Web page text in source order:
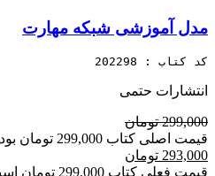
مدل آموزشی شبکه مهارت
کد کتاب : 202298
انتشارات حتمی
299,000 تومان
قیمت اصلی کتاب 299,000 تومان بود
293,000 تومان
قیمت فعلی کتاب 299,000 تومان است